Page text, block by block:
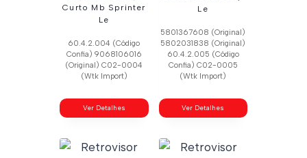
Curto Mb Sprinter
Le
60.4.2.004 (Código
Confia) 9068106016
(Original) C02-0004
(Wtk Import)
Ver Detalhes
Le
5801367608 (Original)
5802031838 (Original)
60.4.2.005 (Código
Confia) C02-0005
(Wtk Import)
Ver Detalhes